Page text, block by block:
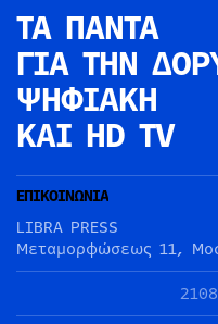
ΤΑ ΠΑΝΤΑ
ΓΙΑ ΤΗΝ
ΨΗΦΙΑΚΗ
ΚΑΙ HD TV
ΕΠΙΚΟΙΝΩΝΙΑ
LIBRA PRESS
Μεταμορφώσεως 11,